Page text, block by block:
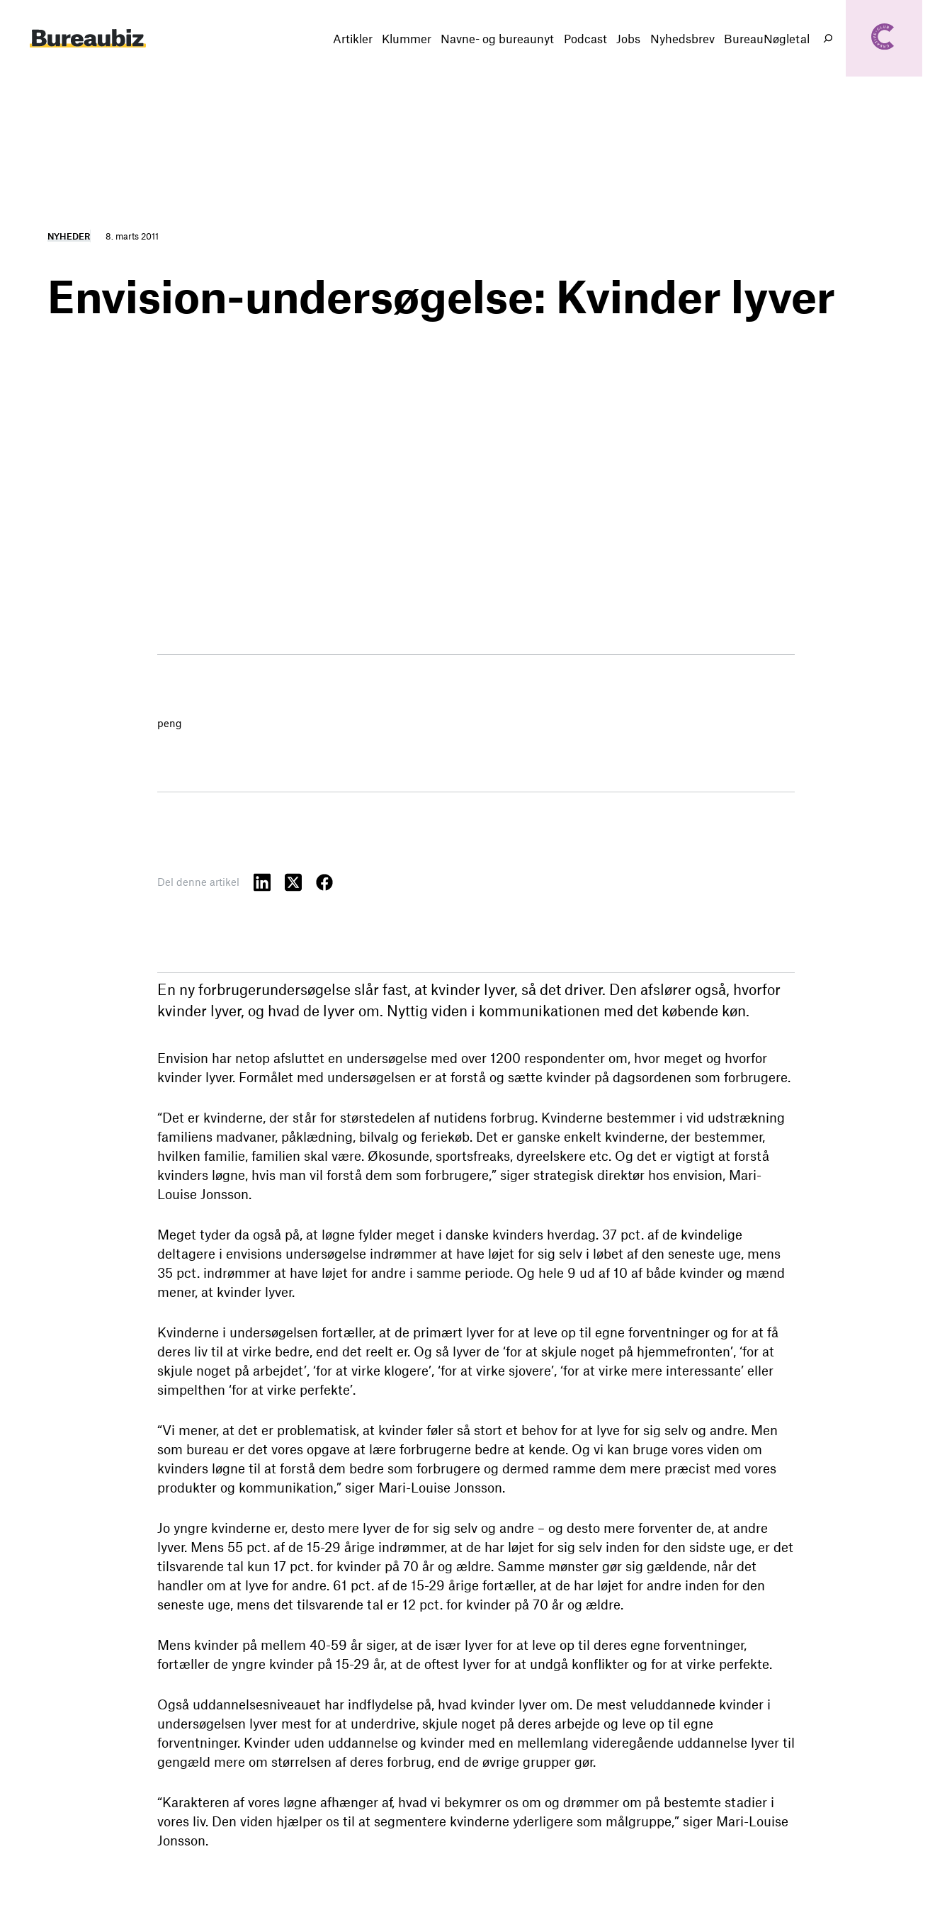
indhold
Artikler Klummer Navne- og bureaunyt Podcast Jobs Nyhedsbrev BureauNøgletal
Søg
NYHEDER 8. marts 2011
Envision-undersøgelse: Kvinder lyver
peng
Del denne artikel
En ny forbrugerundersøgelse slår fast, at kvinder lyver, så det driver. Den afslører også, hvorfor
kvinder lyver, og hvad de lyver om. Nyttig viden i kommunikationen med det købende køn.
Envision har netop afsluttet en undersøgelse med over 1200 respondenter om, hvor meget og hvorfor
kvinder lyver. Formålet med undersøgelsen er at forstå og sætte kvinder på dagsordenen som forbrugere.
“Det er kvinderne, der står for størstedelen af nutidens forbrug. Kvinderne bestemmer i vid udstrækning
familiens madvaner, påklædning, bilvalg og feriekøb. Det er ganske enkelt kvinderne, der bestemmer,
hvilken familie, familien skal være. Økosunde, sportsfreaks, dyreelskere etc. Og det er vigtigt at forstå
kvinders løgne, hvis man vil forstå dem som forbrugere,” siger strategisk direktør hos envision, Mari-
Louise Jonsson.
Meget tyder da også på, at løgne fylder meget i danske kvinders hverdag. 37 pct. af de kvindelige
deltagere i envisions undersøgelse indrømmer at have løjet for sig selv i løbet af den seneste uge, mens
35 pct. indrømmer at have løjet for andre i samme periode. Og hele 9 ud af 10 af både kvinder og mænd
mener, at kvinder lyver.
Kvinderne i undersøgelsen fortæller, at de primært lyver for at leve op til egne forventninger og for at få
deres liv til at virke bedre, end det reelt er. Og så lyver de ‘for at skjule noget på hjemmefronten’, ‘for at
skjule noget på arbejdet’, ‘for at virke klogere’, ‘for at virke sjovere’, ‘for at virke mere interessante’ eller
simpelthen ‘for at virke perfekte’.
“Vi mener, at det er problematisk, at kvinder føler så stort et behov for at lyve for sig selv og andre. Men
som bureau er det vores opgave at lære forbrugerne bedre at kende. Og vi kan bruge vores viden om
kvinders løgne til at forstå dem bedre som forbrugere og dermed ramme dem mere præcist med vores
produkter og kommunikation,” siger Mari-Louise Jonsson.
Jo yngre kvinderne er, desto mere lyver de for sig selv og andre – og desto mere forventer de, at andre
lyver. Mens 55 pct. af de 15-29 årige indrømmer, at de har løjet for sig selv inden for den sidste uge, er det
tilsvarende tal kun 17 pct. for kvinder på 70 år og ældre. Samme mønster gør sig gældende, når det
handler om at lyve for andre. 61 pct. af de 15-29 årige fortæller, at de har løjet for andre inden for den
seneste uge, mens det tilsvarende tal er 12 pct. for kvinder på 70 år og ældre.
Mens kvinder på mellem 40-59 år siger, at de især lyver for at leve op til deres egne forventninger,
fortæller de yngre kvinder på 15-29 år, at de oftest lyver for at undgå konflikter og for at virke perfekte.
Også uddannelsesniveauet har indflydelse på, hvad kvinder lyver om. De mest veluddannede kvinder i
undersøgelsen lyver mest for at underdrive, skjule noget på deres arbejde og leve op til egne
forventninger. Kvinder uden uddannelse og kvinder med en mellemlang videregående uddannelse lyver til
gengæld mere om størrelsen af deres forbrug, end de øvrige grupper gør.
“Karakteren af vores løgne afhænger af, hvad vi bekymrer os om og drømmer om på bestemte stadier i
vores liv. Den viden hjælper os til at segmentere kvinderne yderligere som målgruppe,” siger Mari-Louise
Jonsson.